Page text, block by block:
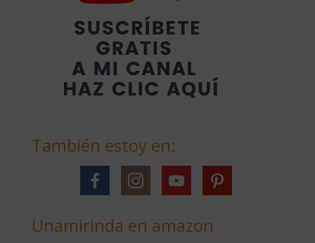
También estoy en:
Unamirinda en amazon